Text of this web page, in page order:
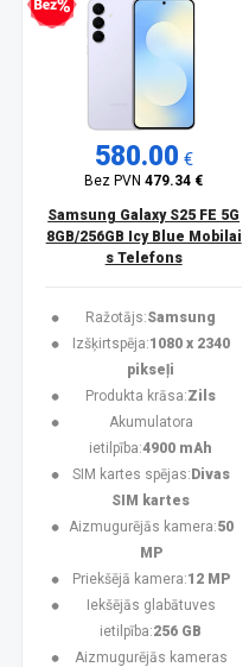
kredīts
580.00 €
Bez PVN479.34 €
Samsung Galaxy S25 FE 5G
8GB/256GB Icy Blue Mobilai
s Telefons
Ražotājs:Samsung
Izšķirtspēja:1080 x 2340
pikseļi
Produkta krāsa:Zils
Akumulatora
ietilpība:4900 mAh
SIM kartes spējas: Divas
SIM kartes
Aizmugurējās kamera:50
MP
Priekšējā kamera:12 MP
Iekšējās glabātuves
ietilpība:256 GB
Aizmugurējās kameras